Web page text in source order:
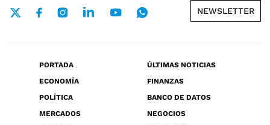
NEWSLETTER
PORTADA
ÚLTIMAS NOTICIAS
ECONOMÍA
FINANZAS
POLÍTICA
BANCO DE DATOS
MERCADOS
NEGOCIOS